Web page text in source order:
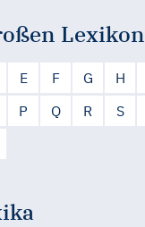
Lexikon
E F G H
P Q R S